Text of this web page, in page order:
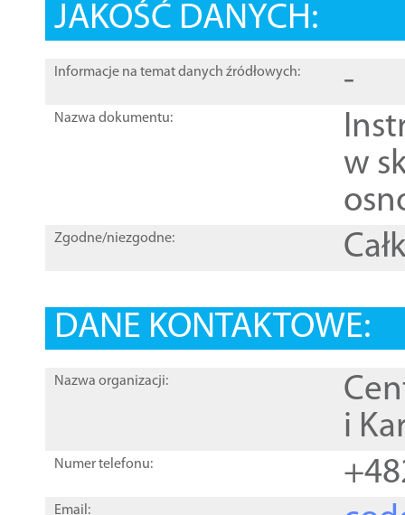
JAKOŚĆ DANYCH:
Informacje na temat danych źródłowych: -
Nazwa dokumentu:
w
Zgodne/niezgodne:
DANE KONTAKTOWE:
Nazwa organizacji:
i
Numer telefonu:
Email: